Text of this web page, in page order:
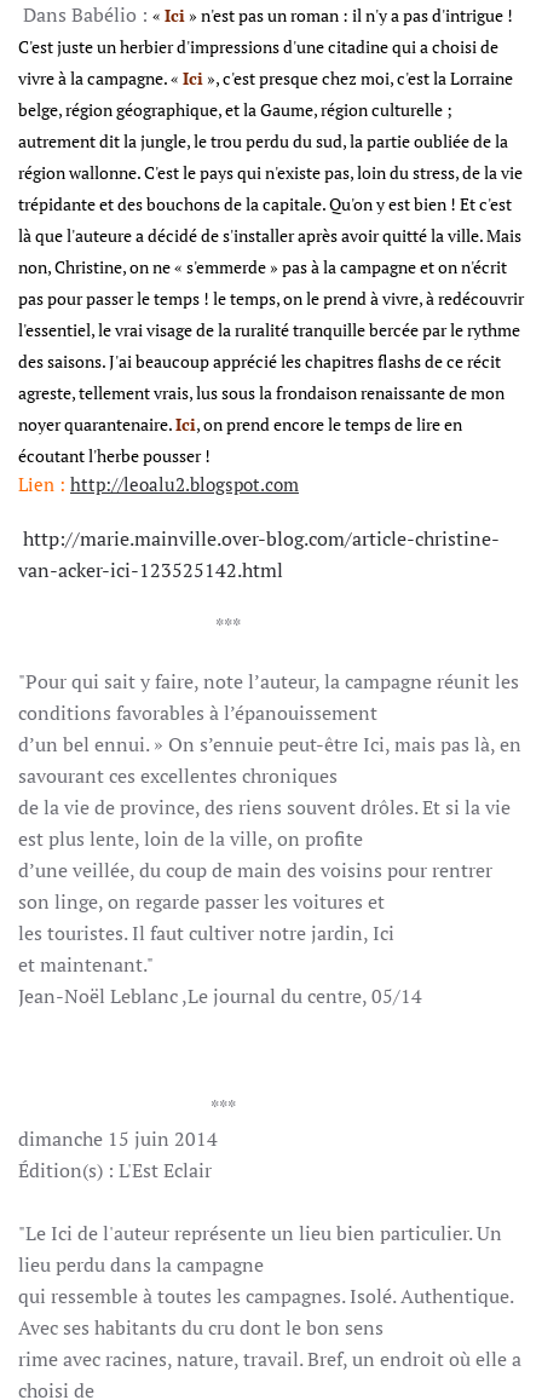
Dans Babélio : « Ici » n'est pas un roman : il n'y a pas d'intrigue !
C'est juste un herbier d'impressions d'une citadine qui a choisi de
vivre à la campagne. « Ici », c'est presque chez moi, c'est la Lorraine
belge, région géographique, et la Gaume, région culturelle ;
autrement dit la jungle, le trou perdu du sud, la partie oubliée de la
région wallonne. C'est le pays qui n'existe pas, loin du stress, de la vie
trépidante et des bouchons de la capitale. Qu'on y est bien ! Et c'est
là que l'auteure a décidé de s'installer après avoir quitté la ville. Mais
non, Christine, on ne « s'emmerde » pas à la campagne et on n'écrit
pas pour passer le temps ! le temps, on le prend à vivre, à redécouvrir
l'essentiel, le vrai visage de la ruralité tranquille bercée par le rythme
des saisons. J'ai beaucoup apprécié les chapitres flashs de ce récit
agreste, tellement vrais, lus sous la frondaison renaissante de mon
noyer quarantenaire.Ici, on prend encore le temps de lire en
écoutant l'herbe pousser !
Lien : http://leoalu2.blogspot.com
http://marie.mainville.over-blog.com/article-christine-
van-acker-ici-123525142.html
***
"Pour qui sait y faire, note l’auteur, la campagne réunit les
conditions favorables à l’épanouissement
d’un bel ennui. » On s’ennuie peut-être Ici, mais pas là, en
savourant ces excellentes chroniques
de la vie de province, des riens souvent drôles. Et si la vie
est plus lente, loin de la ville, on profite
d’une veillée, du coup de main des voisins pour rentrer
son linge, on regarde passer les voitures et
les touristes. Il faut cultiver notre jardin, Ici
et maintenant."
Jean-Noël Leblanc ,Le journal du centre, 05/14
***
dimanche 15 juin 2014
Édition(s) : L'Est Eclair
"Le Ici de l'auteur représente un lieu bien particulier. Un
lieu perdu dans la campagne
qui ressemble à toutes les campagnes. Isolé. Authentique.
Avec ses habitants du cru dont le bon sens
rime avec racines, nature, travail. Bref, un endroit où elle a
choisi de